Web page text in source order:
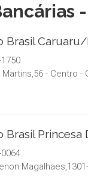
Brasil Caruaru/
- Centro -
Brasil